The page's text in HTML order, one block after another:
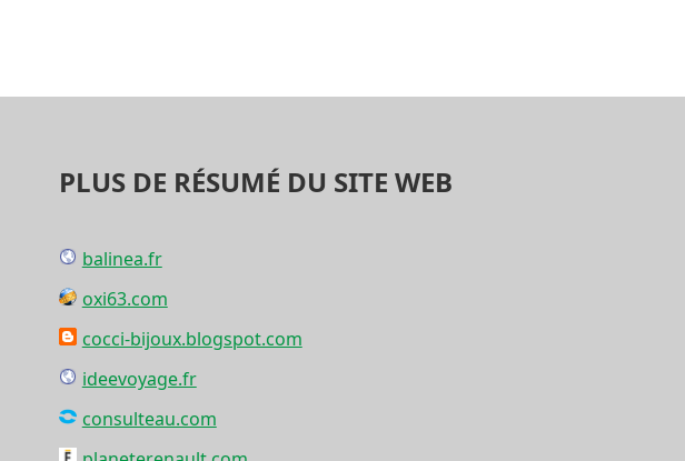
PLUS DE RÉSUMÉ DU SITE WEB
balinea.fr
oxi63.com
cocci-bijoux.blogspot.com
ideevoyage.fr
consulteau.com